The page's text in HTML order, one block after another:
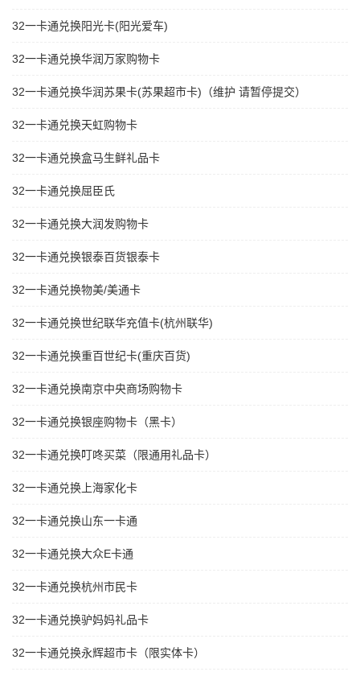
32一卡通兑换阳光卡(阳光爱车)
32一卡通兑换华润万家购物卡
32一卡通兑换华润苏果卡(苏果超市卡)（维护 请暂停提交）
32一卡通兑换天虹购物卡
32一卡通兑换盒马生鲜礼品卡
32一卡通兑换屈臣氏
32一卡通兑换大润发购物卡
32一卡通兑换银泰百货银泰卡
32一卡通兑换物美/美通卡
32一卡通兑换世纪联华充值卡(杭州联华)
32一卡通兑换重百世纪卡(重庆百货)
32一卡通兑换南京中央商场购物卡
32一卡通兑换银座购物卡（黑卡）
32一卡通兑换叮咚买菜（限通用礼品卡）
32一卡通兑换上海家化卡
32一卡通兑换山东一卡通
32一卡通兑换大众E卡通
32一卡通兑换杭州市民卡
32一卡通兑换驴妈妈礼品卡
32一卡通兑换永辉超市卡（限实体卡）